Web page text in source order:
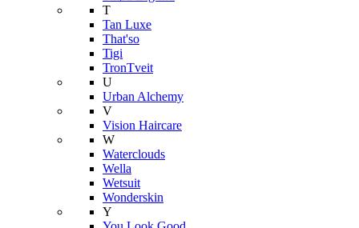
T
Tan Luxe
That'so
Tigi
TronTveit
U
Urban Alchemy
V
Vision Haircare
W
Waterclouds
Wella
Wetsuit
Wonderskin
Y